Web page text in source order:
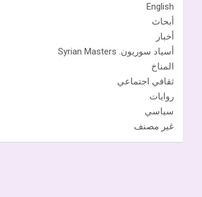
English
أبحاث
أخبار
أسياد سوريون. Syrian Masters
المناخ
ثقافي اجتماعي
روايات
سياسي
غير مصنف